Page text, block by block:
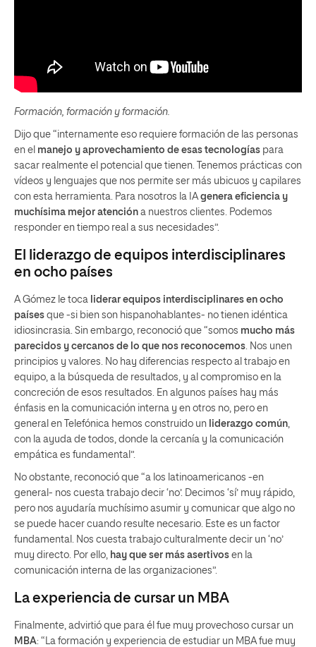
Formación, formación y formación.
Dijo que “internamente eso requiere formación de las personas
en el manejo y aprovechamiento de esas tecnologías para
sacar realmente el potencial que tienen. Tenemos prácticas con
vídeos y lenguajes que nos permite ser más ubicuos y capilares
con esta herramienta. Para nosotros la IA genera eficiencia y
muchísima mejor atención a nuestros clientes. Podemos
responder en tiempo real a sus necesidades”.
El liderazgo de equipos interdisciplinares
en ocho países
A Gómez le toca
liderar equipos interdisciplinares en ocho
países que -si bien son hispanohablantes- no tienen idéntica
idiosincrasia. Sin embargo, reconoció que “somos mucho más
parecidos y cercanos de lo que nos reconocemos . Nos unen
principios y valores. No hay diferencias respecto al trabajo en
equipo, a la búsqueda de resultados, y al compromiso en la
concreción de esos resultados. En algunos países hay más
énfasis en la comunicación interna y en otros no, pero en
general en Telefónica hemos construido un liderazgo común
con la ayuda de todos, donde la cercanía y la comunicación
empática es fundamental”.
No obstante, reconoció que “a los latinoamericanos -en
general- nos cuesta trabajo decir ‘no’. Decimos ‘sí’ muy rápido,
pero nos ayudaría muchísimo asumir y comunicar que algo no
se puede hacer cuando resulte necesario. Este es un factor
fundamental. Nos cuesta trabajo culturalmente decir un ‘no’
muy directo. Por ello, hay que ser más asertivos en la
comunicación interna de las organizaciones”.
La experiencia de cursar un MBA
Finalmente, advirtió que para él fue muy provechoso cursar un
MBA: “La formación y experiencia de estudiar un MBA fue muy